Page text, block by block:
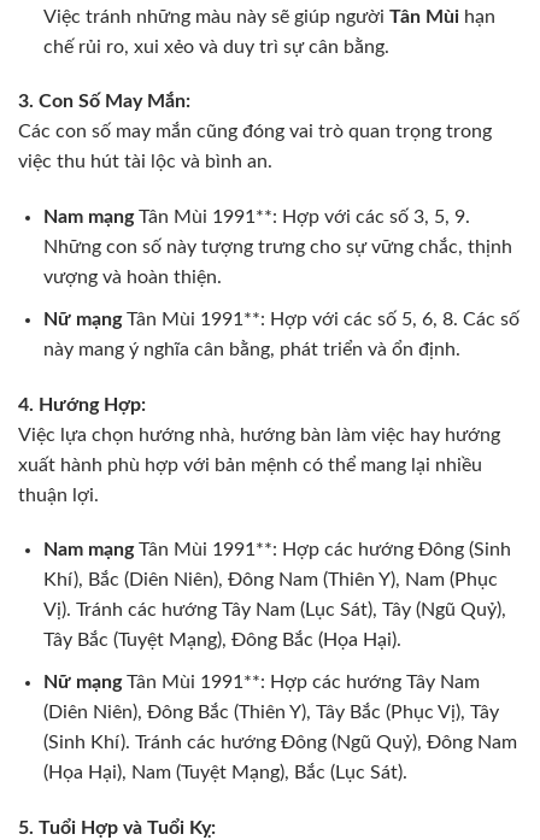
Việc tránh những màu này sẽ giúp người Tân Mùihạn
chế rủi ro, xui xẻo và duy trì sự cân bằng.
3. Con Số May Mắn:
Các con số may mắn cũng đóng vai trò quan trọng trong
việc thu hút tài lộc và bình an.
Nam mạngTân Mùi 1991**: Hợp với các số 3, 5, 9.
Những con số này tượng trưng cho sự vững chắc, thịnh
vượng và hoàn thiện.
Nữ mạngTân Mùi 1991**: Hợp với các số 5, 6, 8. Các số
này mang ý nghĩa cân bằng, phát triển và ổn định.
4. Hướng Hợp:
Việc lựa chọn hướng nhà, hướng bàn làm việc hay hướng
xuất hành phù hợp với bản mệnh có thể mang lại nhiều
thuận lợi.
Nam mạngTân Mùi 1991**: Hợp các hướng Đông (Sinh
Khí), Bắc (Diên Niên), Đông Nam (Thiên Y), Nam (Phục
Vị). Tránh các hướng Tây Nam (Lục Sát), Tây (Ngũ Quỷ),
Tây Bắc (Tuyệt Mạng), Đông Bắc (Họa Hại).
Nữ mạngTân Mùi 1991**: Hợp các hướng Tây Nam
(Diên Niên), Đông Bắc (Thiên Y), Tây Bắc (Phục Vị), Tây
(Sinh Khí). Tránh các hướng Đông (Ngũ Quỷ), Đông Nam
(Họa Hại), Nam (Tuyệt Mạng), Bắc (Lục Sát).
5. Tuổi Hợp và Tuổi Kỵ: